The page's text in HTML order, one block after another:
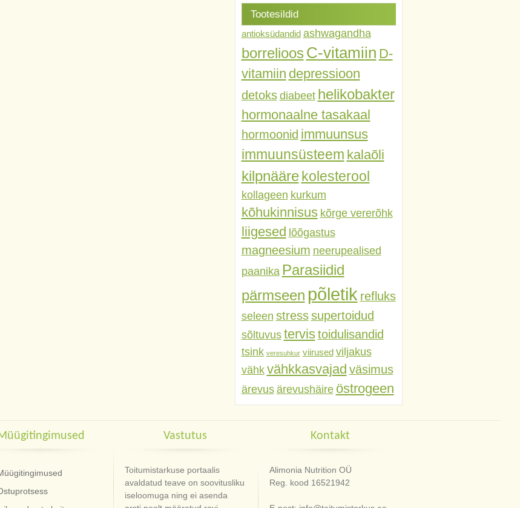
Tootesildid
antioksüdandid ashwagandha
borrelioos C-vitamiin D-
vitamiin depressioon
detoks diabeet helikobakter
hormonaalne tasakaal
hormoonid immuunsus
immuunsüsteem kalaõli
kilpnääre kolesterool
kollageen kurkum
kõhukinnisus kõrge vererõhk
liigesed lõõgastus
magneesium neerupealised
paanika Parasiidid
pärmseen põletik refluks
seleen stress supertoidud
sõltuvus tervis toidulisandid
tsink veresuhkur viirused viljakus
vähk vähkkasvajad väsimus
ärevus ärevushäire östrogeen
Vastutus
Toitumistarkuse portaalis
avaldatud teave on soovitusliku
iseloomuga ning ei asenda
Kontakt
Alimonia Nutrition OÜ
Reg. kood 16521942